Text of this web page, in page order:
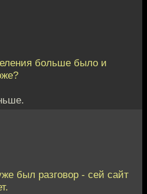
больше было и
был разговор - сей сайт